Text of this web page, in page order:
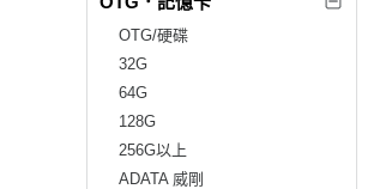
OTG/硬碟
32G
64G
128G
256G以上
ADATA 威剛